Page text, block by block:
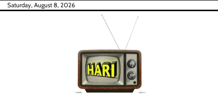
SkipSaturday, August 8, 2026